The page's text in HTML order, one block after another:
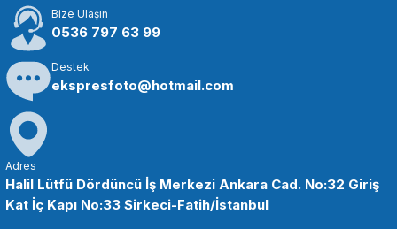
33.150,00 TL
Insta360
Insta360 X5 Bisiklet Kiti
Bize Ulaşın
0536 797 63 99
Destek
ekspresfoto@hotmail.com
Adres
Halil Lütfü Dördüncü İş Merkezi Ankara Cad. No:32 Giriş
Kat İç Kapı No:33 Sirkeci-Fatih/İstanbul